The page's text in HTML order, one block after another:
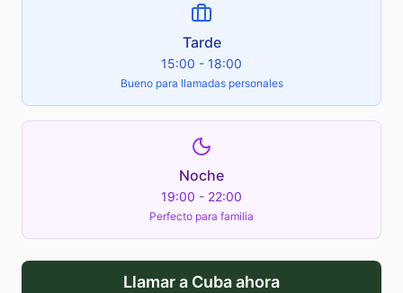
Tarde
15:00 - 18:00
Bueno para llamadas personales
Noche
19:00 - 22:00
Perfecto para familia
Llamar a Cubaahora